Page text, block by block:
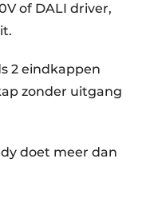
of DALI driver,
2 eindkappen
zonder uitgang
doet meer dan